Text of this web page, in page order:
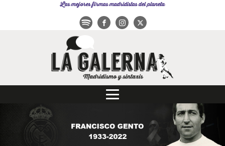
Las mejores firmas madridistas del planeta